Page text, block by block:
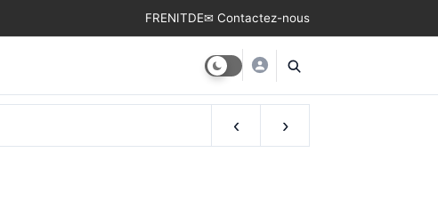
FRENITDE✉ Contactez-nous
‹ ›